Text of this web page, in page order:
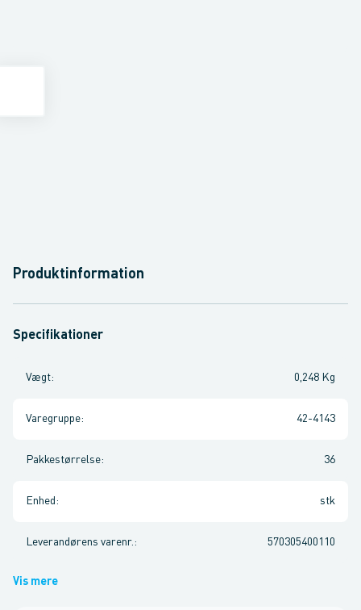
Produktinformation
Specifikationer
Vægt: 0,248 Kg
Varegruppe: 42-4143
Pakkestørrelse: 36
Enhed : stk
Leverandørens varenr. : 570305400110
Vis mere